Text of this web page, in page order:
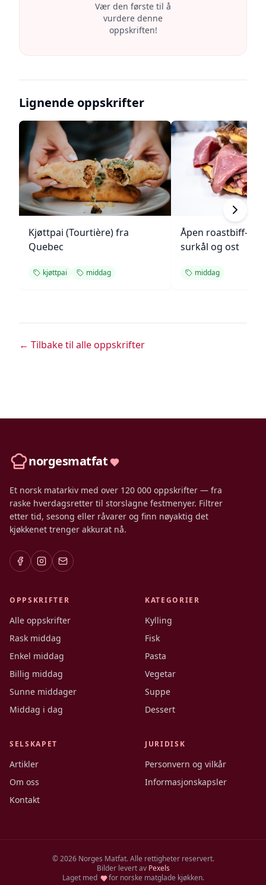
Vær den første til å
vurdere denne
oppskriften!
Lignende oppskrifter
Kjøttpai (Tourtière) fra
Quebec
kjøttpai middag
Åpen roastbiff-
surkål og ost
middag
← Tilbake til alle oppskrifter
norgesmatfat
Et norsk matarkiv med over 120 000 oppskrifter — fra
raske hverdagsretter til storslagne festmenyer. Filtrer
etter tid, sesong eller råvarer og finn nøyaktig det
kjøkkenet trenger akkurat nå.
OPPSKRIFTER
Alle oppskrifter
Rask middag
Enkel middag
Billig middag
Sunne middager
Middag i dag
KATEGORIER
Kylling
Fisk
Pasta
Vegetar
Suppe
Dessert
SELSKAPET
Artikler
Om oss
Kontakt
JURIDISK
Personvern og vilkår
Informasjonskapsler
©2026Norges Matfat. Alle rettigheter reservert.
Bilder levert av Pexels
Laget med
for norske matglade kjøkken.